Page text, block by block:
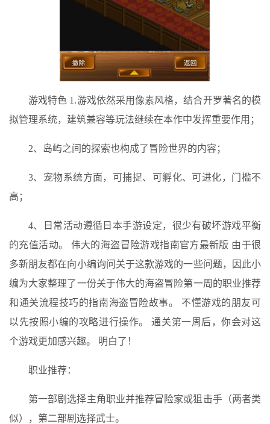
游戏特色 1.游戏依然采用像素风格，结合开罗著名的模
拟管理系统，建筑兼容等玩法继续在本作中发挥重要作用；
2、岛屿之间的探索也构成了冒险世界的内容；
3、宠物系统方面，可捕捉、可孵化、可进化，门槛不
高；
4、日常活动遵循日本手游设定，很少有破坏游戏平衡
的充值活动。 伟大的海盗冒险游戏指南官方最新版 由于很
多新朋友都在向小编询问关于这款游戏的一些问题，因此小
编为大家整理了一份关于伟大的海盗冒险第一周的职业推荐
和通关流程技巧的指南海盗冒险故事。 不懂游戏的朋友可
以先按照小编的攻略进行操作。 通关第一周后，你会对这
个游戏更加感兴趣。 明白了！
职业推荐：
第一部剧选择主角职业并推荐冒险家或狙击手（两者类
似），第二部剧选择武士。